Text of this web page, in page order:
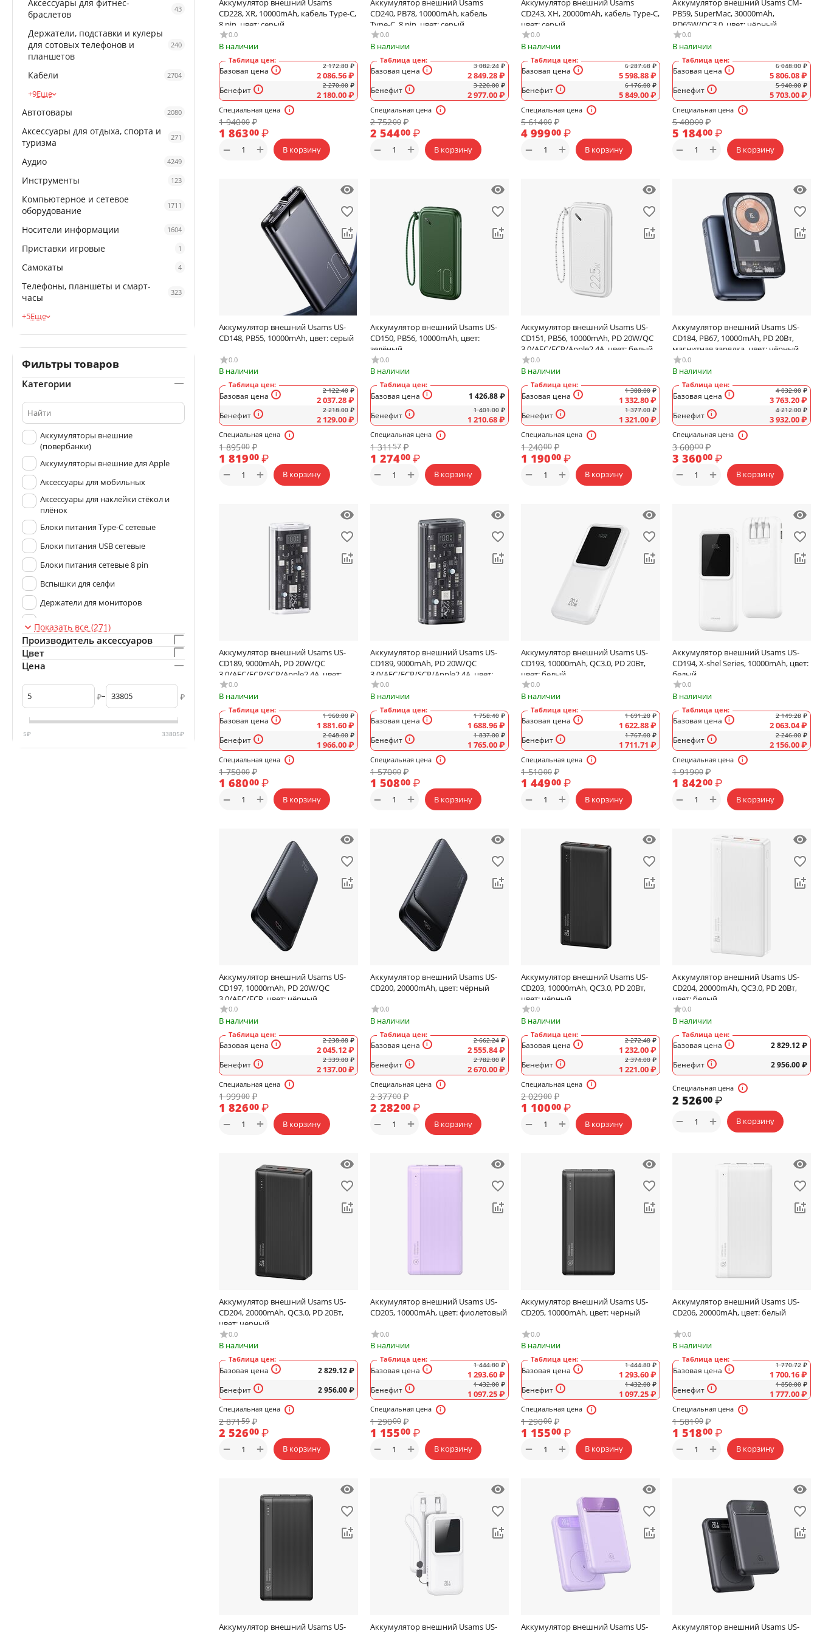
Аккумулятор внешний Usams
CD228, XR, 10000mAh, кабель Type-C,
8 pin, цвет: серый
0.0
В наличии
Таблица цен:
Базовая цена
Бенефит
2 172.80 ₽
2 086.56₽
2 270.00 ₽
2 180.00₽
Специальная цена
1 94000₽
1 86300 ₽
В корзину
+
−
Аккумулятор внешний Usams
CD240, PB78, 10000mAh, кабель
Type-C, 8 pin, цвет: серый
0.0
В наличии
Таблица цен:
Базовая цена
Бенефит
3 082.24 ₽
2 849.28₽
3 220.00 ₽
2 977.00₽
Специальная цена
2 75200 ₽
2 54400 ₽
В корзину
+
−
Аккумулятор внешний Usams
CD243, XH, 20000mAh, кабель Type-C,
цвет: серый
0.0
В наличии
Таблица цен:
Базовая цена
Бенефит
6 287.68 ₽
5 598.88₽
6 176.00 ₽
5 849.00₽
Специальная цена
5 61400₽
4 99900 ₽
В корзину
+
−
Аккумулятор внешний Usams CM-
PB59, SuperMac, 30000mAh,
PD65W/QC3.0, цвет: чёрный
0.0
В наличии
Таблица цен:
Базовая цена
Бенефит
6 048.00 ₽
5 806.08₽
5 940.00 ₽
5 703.00₽
Специальная цена
5 40000 ₽
5 18400 ₽
В корзину
+
−
Аккумулятор внешний Usams US-
CD148, PB55, 10000mAh, цвет: серый
0.0
В наличии
Таблица цен:
Базовая цена
Бенефит
2 122.40 ₽
2 037.28₽
2 218.00 ₽
2 129.00₽
Специальная цена
1 89500₽
1 81900 ₽
В корзину
+
−
Аккумулятор внешний Usams US-
CD150, PB56, 10000mAh, цвет:
зелёный
0.0
В наличии
Таблица цен:
Базовая цена
Бенефит
1 426.88₽
1 401.00 ₽
1 210.68₽
Специальная цена
1 31157 ₽
1 27400 ₽
В корзину
+
−
Аккумулятор внешний Usams US-
CD151, PB56, 10000mAh, PD 20W/QC
3.0/AFC/FCP/Apple2.4A, цвет: белый
0.0
В наличии
Таблица цен:
Базовая цена
Бенефит
1 388.80 ₽
1 332.80₽
1 377.00 ₽
1 321.00₽
Специальная цена
1 24000₽
1 19000 ₽
В корзину
+
−
Аккумулятор внешний Usams US-
CD184, PB67, 10000mAh, PD 20Вт,
магнитная зарядка, цвет: чёрный,
(арт.10KCD18401)
0.0
В наличии
Таблица цен:
Базовая цена
Бенефит
4 032.00 ₽
3 763.20₽
4 212.00 ₽
3 932.00₽
Специальная цена
3 60000 ₽
3 36000 ₽
В корзину
+
−
Аккумулятор внешний Usams US-
CD189, 9000mAh, PD 20W/QC
3.0/AFC/FCP/SCP/Apple2.4A, цвет:
белый
0.0
В наличии
Таблица цен:
Базовая цена
Бенефит
1 960.00 ₽
1 881.60₽
2 048.00 ₽
1 966.00₽
Специальная цена
1 75000₽
1 68000 ₽
В корзину
+
−
Аккумулятор внешний Usams US-
CD189, 9000mAh, PD 20W/QC
3.0/AFC/FCP/SCP/Apple2.4A, цвет:
чёрный
0.0
В наличии
Таблица цен:
Базовая цена
Бенефит
1 758.40 ₽
1 688.96₽
1 837.00 ₽
1 765.00₽
Специальная цена
1 57000 ₽
1 50800 ₽
В корзину
+
−
Аккумулятор внешний Usams US-
CD193, 10000mAh, QC3.0, PD 20Вт,
цвет: белый
0.0
В наличии
Таблица цен:
Базовая цена
Бенефит
1 691.20 ₽
1 622.88₽
1 767.00 ₽
1 711.71 ₽
Специальная цена
1 51000₽
1 44900 ₽
В корзину
+
−
Аккумулятор внешний Usams US-
CD194, X-shel Series, 10000mAh, цвет:
белый
0.0
В наличии
Таблица цен:
Базовая цена
Бенефит
2 149.28 ₽
2 063.04₽
2 246.00 ₽
2 156.00₽
Специальная цена
1 91900 ₽
1 84200 ₽
В корзину
+
−
Аккумулятор внешний Usams US-
CD197, 10000mAh, PD 20W/QC
3.0/AFC/FCP, цвет: чёрный
0.0
В наличии
Таблица цен:
Базовая цена
Бенефит
2 238.88 ₽
2 045.12₽
2 339.00 ₽
2 137.00₽
Специальная цена
1 99900₽
1 82600 ₽
В корзину
+
−
Аккумулятор внешний Usams US-
CD200, 20000mAh, цвет: чёрный
0.0
В наличии
Таблица цен:
Базовая цена
Бенефит
2 662.24 ₽
2 555.84₽
2 782.00 ₽
2 670.00₽
Специальная цена
2 37700 ₽
2 28200 ₽
В корзину
+
−
Аккумулятор внешний Usams US-
CD203, 10000mAh, QC3.0, PD 20Вт,
цвет: чёрный
0.0
В наличии
Таблица цен:
Базовая цена
Бенефит
2 272.48 ₽
1 232.00₽
2 374.00 ₽
1 221.00₽
Специальная цена
2 02900₽
1 10000 ₽
В корзину
+
−
Аккумулятор внешний Usams US-
CD204, 20000mAh, QC3.0, PD 20Вт,
цвет: белый
0.0
В наличии
Таблица цен:
Базовая цена
Бенефит
2 829.12₽
2 956.00₽
Специальная цена
2 52600 ₽
В корзину
+
−
Аккумулятор внешний Usams US-
CD204, 20000mAh, QC3.0, PD 20Вт,
цвет: черный
0.0
В наличии
Таблица цен:
Базовая цена
Бенефит
2 829.12₽
2 956.00₽
Специальная цена
2 87159₽
2 52600 ₽
В корзину
+
−
Аккумулятор внешний Usams US-
CD205, 10000mAh, цвет: фиолетовый
0.0
В наличии
Таблица цен:
Базовая цена
Бенефит
1 444.80 ₽
1 293.60₽
1 432.00 ₽
1 097.25₽
Специальная цена
1 29000 ₽
1 15500 ₽
В корзину
+
−
Аккумулятор внешний Usams US-
CD205, 10000mAh, цвет: черный
0.0
В наличии
Таблица цен:
Базовая цена
Бенефит
1 444.80 ₽
1 293.60₽
1 432.00 ₽
1 097.25₽
Специальная цена
1 29000₽
1 15500 ₽
В корзину
+
−
Аккумулятор внешний Usams US-
CD206, 20000mAh, цвет: белый
0.0
В наличии
Таблица цен:
Базовая цена
Бенефит
1 770.72 ₽
1 700.16₽
1 850.00 ₽
1 777.00₽
Специальная цена
1 58100 ₽
1 51800 ₽
В корзину
+
−
Аккумулятор внешний Usams US-
Аккумулятор внешний Usams US-
Аккумулятор внешний Usams US-
Аккумулятор внешний Usams US-
Аксессуары для фитнес-
браслетов
43
Держатели, подставки и кулеры
для сотовых телефонов и
планшетов
240
Кабели 2704
+9Еще
Автотовары 2080
Аксессуары для отдыха, спорта и
туризма
271
Аудио 4249
Инструменты 123
Компьютерное и сетевое
оборудование
1711
Носители информации 1604
Приставки игровые 1
Самокаты 4
Телефоны, планшеты и смарт-
часы
323
+5Еще
Фильтры товаров
Категории
Аккумуляторы внешние
(повербанки)
Аккумуляторы внешние для Apple
Аксессуары для мобильных
Аксессуары для наклейки стёкол и
плёнок
Блоки питания Type-C сетевые
Блоки питания USB сетевые
Блоки питания сетевые 8 pin
Вспышки для селфи
Держатели для мониторов
Держатели на ремешок
Держатели на руку
Держатели настольные
сотовых телефонов и планшетов
Показать все (271)
Производитель аксессуаров
Цвет
Цена
₽– ₽
5₽ 33805₽